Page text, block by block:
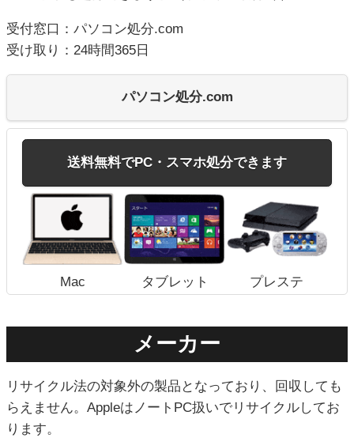
受付窓口：パソコン処分.com
受け取り：24時間365日
パソコン処分.com
送料無料でPC・スマホ処分できます
Mac タブレット プレステ
メーカー
リサイクル法の対象外の製品となっており、回収しても
らえません。AppleはノートPC扱いでリサイクルしてお
ります。